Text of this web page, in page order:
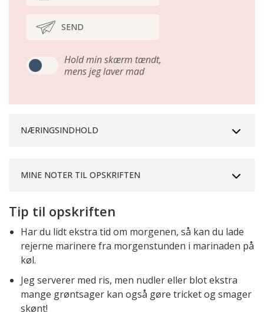
SEND
Hold min skærm tændt,
mens jeg laver mad
NÆRINGSINDHOLD
MINE NOTER TIL OPSKRIFTEN
Tip til opskriften
Har du lidt ekstra tid om morgenen, så kan du lade
rejerne marinere fra morgenstunden i marinaden på
køl.
Jeg serverer med ris, men nudler eller blot ekstra
mange grøntsager kan også gøre tricket og smager
skønt!